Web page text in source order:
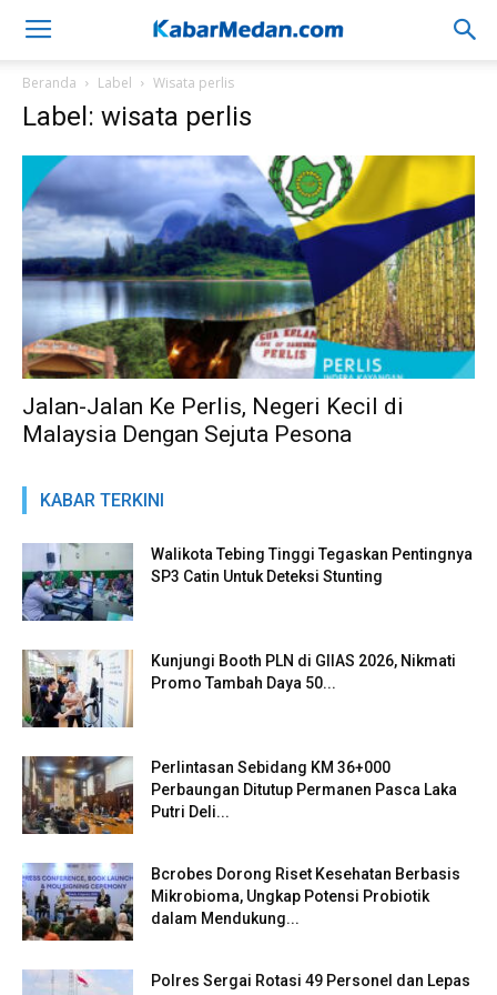
Beranda Label Wisata perlis
Label: wisata perlis
Jalan-Jalan Ke Perlis, Negeri Kecil di
Malaysia Dengan Sejuta Pesona
KABAR TERKINI
Walikota Tebing Tinggi Tegaskan Pentingnya
SP3 Catin Untuk Deteksi Stunting
Kunjungi Booth PLN di GIIAS 2026, Nikmati
Promo Tambah Daya 50...
Perlintasan Sebidang KM 36+000
Perbaungan Ditutup Permanen Pasca Laka
Putri Deli...
Bcrobes Dorong Riset Kesehatan Berbasis
Mikrobioma, Ungkap Potensi Probiotik
dalam Mendukung...
Polres Sergai Rotasi 49 Personel dan Lepas